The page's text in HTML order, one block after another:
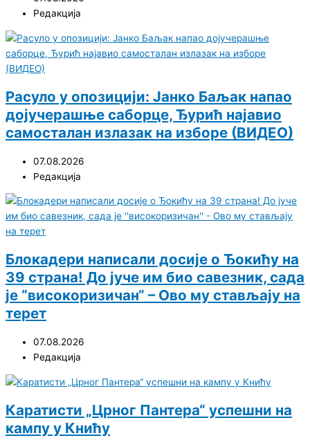
Редакција
Расуло у опозицији: Јанко Баљак напао
дојучерашње саборце, Ђурић најавио
самосталан излазак на изборе (ВИДЕО)
07.08.2026
Редакција
Блокадери написали досије о Ђокићу на
39 страна! До јуче им био савезник, сада
је “високоризичан“ – Ово му стављају на
терет
07.08.2026
Редакција
Каратисти „Црног Пантера“ успешни на
кампу у Книћу